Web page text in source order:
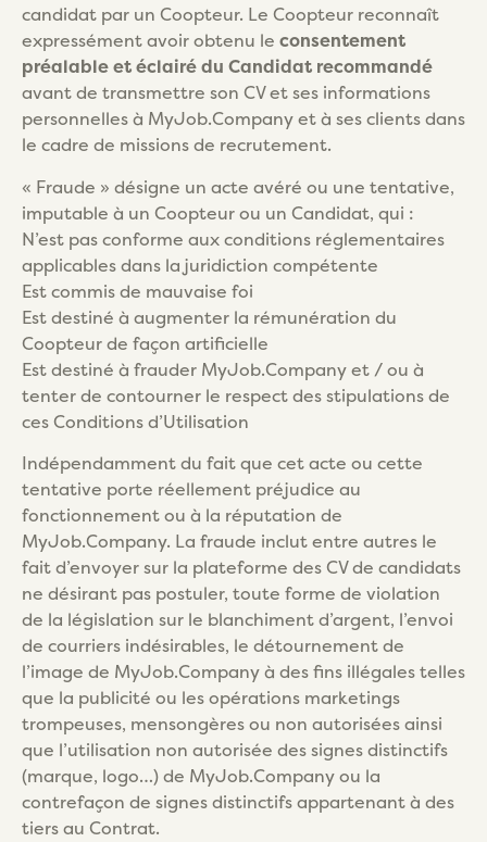
candidat par un Coopteur. Le Coopteur reconnaît
expressément avoir obtenu le consentement
préalable et éclairé du Candidat recommandé
avant de transmettre son CV et ses informations
personnelles à MyJob.Company et à ses clients dans
le cadre de missions de recrutement.
« Fraude » désigne un acte avéré ou une tentative,
imputable à un Coopteur ou un Candidat, qui :
N’est pas conforme aux conditions réglementaires
applicables dans la juridiction compétente
Est commis de mauvaise foi
Est destiné à augmenter la rémunération du
Coopteur de façon artificielle
Est destiné à frauder MyJob.Company et / ou à
tenter de contourner le respect des stipulations de
ces Conditions d’Utilisation
Indépendamment du fait que cet acte ou cette
tentative porte réellement préjudice au
fonctionnement ou à la réputation de
MyJob.Company. La fraude inclut entre autres le
fait d’envoyer sur la plateforme des CV de candidats
ne désirant pas postuler, toute forme de violation
de la législation sur le blanchiment d’argent, l’envoi
de courriers indésirables, le détournement de
l’image de MyJob.Company à des fins illégales telles
que la publicité ou les opérations marketings
trompeuses, mensongères ou non autorisées ainsi
que l’utilisation non autorisée des signes distinctifs
(marque, logo…) de MyJob.Company ou la
contrefaçon de signes distinctifs appartenant à des
tiers au Contrat.